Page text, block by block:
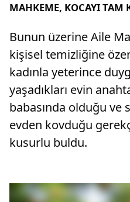
MAHKEME, KOCAYI TAM
Bunun üzerine Aile
kişisel temizliğine
kadınla yeterince
yaşadıkları evin
babasında olduğu ve
evden kovduğu
kusurlu buldu.